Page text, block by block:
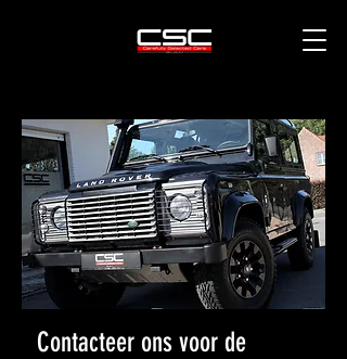
Contacteer ons voor de